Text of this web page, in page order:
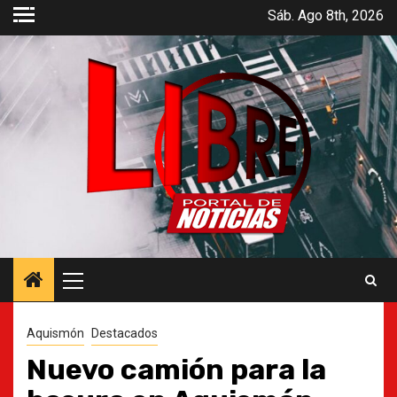
Saltar
contenido
Sáb. Ago 8th, 2026
principal
Aquismón Destacados
Nuevo camión para la